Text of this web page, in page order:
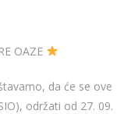
OAZE
da će se ove
održati od 27. 09.